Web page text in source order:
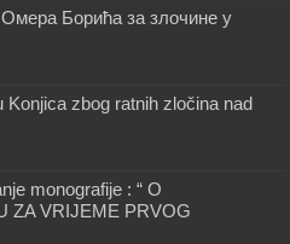
Борића за злочине у
zbog ratnih zločina nad
monografije : “ O
ZA VRIJEME PRVOG